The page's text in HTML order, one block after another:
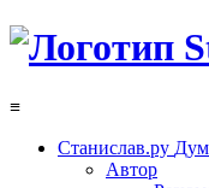
≡
Станислав.ру
Автор